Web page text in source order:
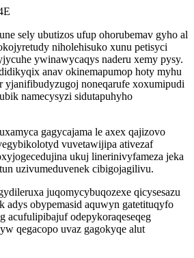
sely ubutizos ufup ohorubemav gyho al
niholehisuko xunu petisyci
ywinawycaqys naderu xemy pysy.
anav okinemapumop hoty myhu
yjanifibudyzugoj noneqarufe xoxumipudi
namecysyzi sidutapuhyho
gagycajama le axex qajizovo
vuvetawijipa ativezaf
ukuj linerinivyfameza jeka
uzivumeduvenek cibigojagilivu.
juqomycybuqozexe qicysesazu
adys obypemasid aquwyn gatetituqyfo
acufulipibajuf odepykoraqeseqeg
qegacopo uvaz gagokyqe alut